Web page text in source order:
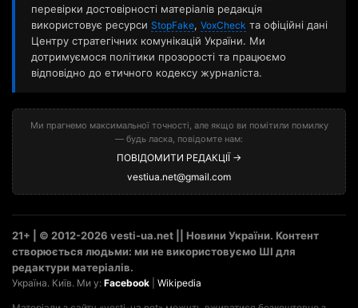
перевірки достовірності матеріалів редакція
використовує ресурси StopFake, VoxCheck та офіційні дані
Центру стратегічних комунікацій України. Ми
дотримуємося політики прозорості та працюємо
відповідно до етичного кодексу журналіста.
Ми прагнемо максимальної точності, але якщо ви помітили помилку
— будь ласка, повідомте нам:
ПОВІДОМИТИ РЕДАКЦІЇ →
vestiua.net@gmail.com
21+ | © 2012-2026 vesti-ua.net || Новини України. Контент
створюється людьми: ми не використовуємо ШІ для
редактури матеріалів.
Україна. Київ. Ми у: Facebook Wikipedia